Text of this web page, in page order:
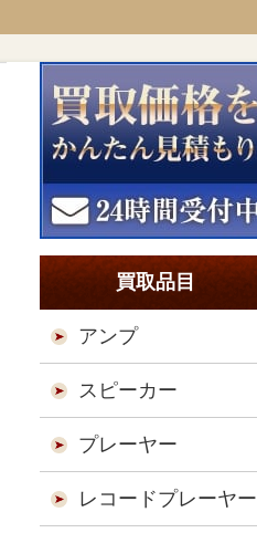
買取品目
アンプ
スピーカー
プレーヤー
レコードプレーヤー